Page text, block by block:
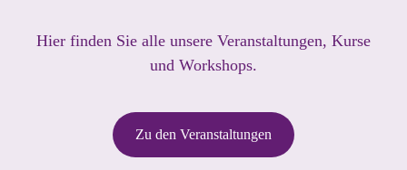
Hier finden Sie alle unsere Veranstaltungen, Kurse
und Workshops.
Zu den Veranstaltungen